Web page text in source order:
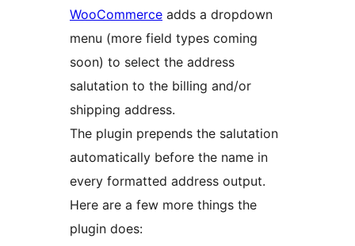
WooCommerce adds a dropdown
menu (more field types coming
soon) to select the address
salutation to the billing and/or
shipping address.
The plugin prepends the salutation
automatically before the name in
every formatted address output.
Here are a few more things the
plugin does: